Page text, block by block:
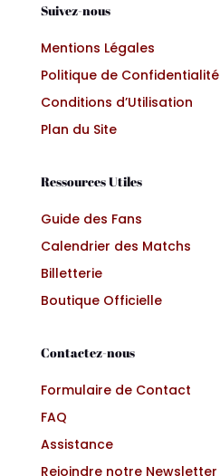
Suivez-nous
Mentions Légales
Politique de Confidentialité
Conditions d’Utilisation
Plan du Site
Ressources Utiles
Guide des Fans
Calendrier des Matchs
Billetterie
Boutique Officielle
Contactez-nous
Formulaire de Contact
FAQ
Assistance
Rejoindre notre Newsletter